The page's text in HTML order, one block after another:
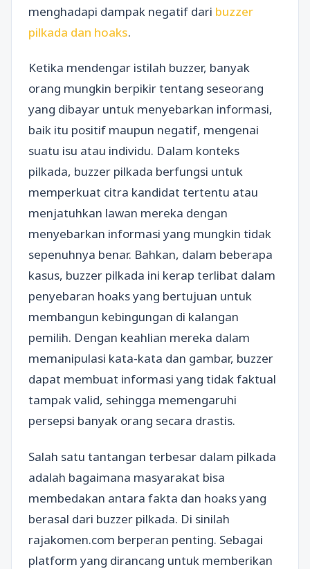
menghadapi dampak negatif dari buzzer
pilkada dan hoaks.
Ketika mendengar istilah buzzer, banyak
orang mungkin berpikir tentang seseorang
yang dibayar untuk menyebarkan informasi,
baik itu positif maupun negatif, mengenai
suatu isu atau individu. Dalam konteks
pilkada, buzzer pilkada berfungsi untuk
memperkuat citra kandidat tertentu atau
menjatuhkan lawan mereka dengan
menyebarkan informasi yang mungkin tidak
sepenuhnya benar. Bahkan, dalam beberapa
kasus, buzzer pilkada ini kerap terlibat dalam
penyebaran hoaks yang bertujuan untuk
membangun kebingungan di kalangan
pemilih. Dengan keahlian mereka dalam
memanipulasi kata-kata dan gambar, buzzer
dapat membuat informasi yang tidak faktual
tampak valid, sehingga memengaruhi
persepsi banyak orang secara drastis.
Salah satu tantangan terbesar dalam pilkada
adalah bagaimana masyarakat bisa
membedakan antara fakta dan hoaks yang
berasal dari buzzer pilkada. Di sinilah
rajakomen.com berperan penting. Sebagai
platform yang dirancang untuk memberikan